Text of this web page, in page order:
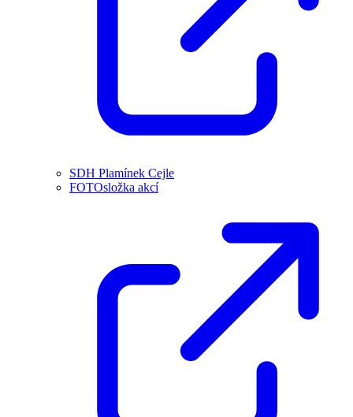
SDH Plamínek Cejle
FOTOsložka akcí